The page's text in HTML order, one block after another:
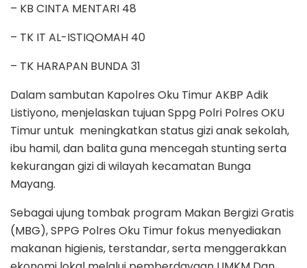
– KB CINTA MENTARI 48
– TK IT AL-ISTIQOMAH 40
– TK HARAPAN BUNDA 31
Dalam sambutan Kapolres Oku Timur AKBP Adik
Listiyono, menjelaskan tujuan Sppg Polri Polres OKU
Timur untuk meningkatkan status gizi anak sekolah,
ibu hamil, dan balita guna mencegah stunting serta
kekurangan gizi di wilayah kecamatan Bunga
Mayang.
Sebagai ujung tombak program Makan Bergizi Gratis
(MBG), SPPG Polres Oku Timur fokus menyediakan
makanan higienis, terstandar, serta menggerakkan